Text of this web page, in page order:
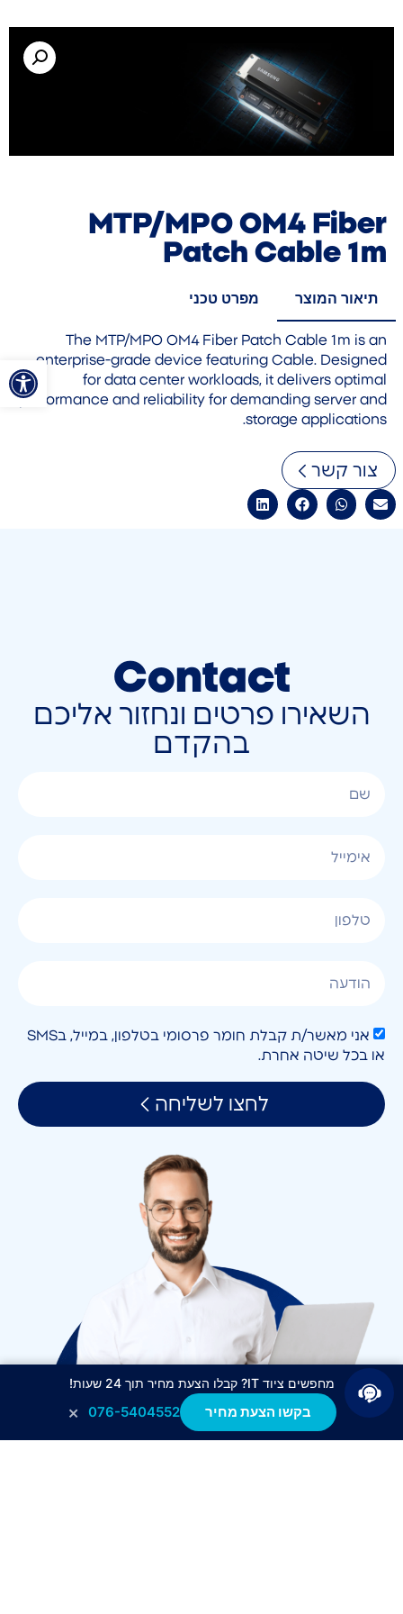
פתח
MTP/MPO OM4 Fiber
Patch Cable 1m
תיאור המוצר מפרט טכני
The MTP/MPO OM4 Fiber Patch Cable 1m is an
enterprise-grade device featuring Cable. Designed
for data center workloads, it delivers optimal
performance and reliability for demanding server and
storage applications.
צור קשר
Contact
השאירו פרטים ונחזור אליכם
בהקדם
אני מאשר/ת קבלת חומר פרסומי בטלפון, במייל, בSMS
או בכל שיטה אחרת.
לחצו לשליחה
מחפשים ציוד IT? קבלו הצעת מחיר תוך 24 שעות!
בקשו הצעת מחיר 076-5404552
×